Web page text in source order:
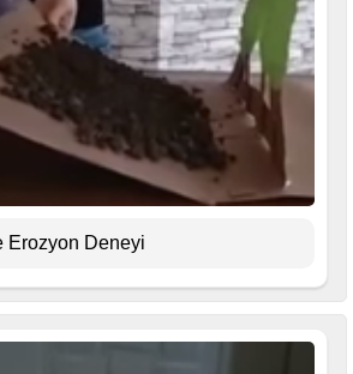
Erozyon Deneyi